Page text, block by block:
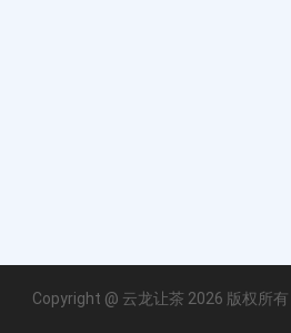
Copyright @ 云龙让茶 2026 版权所有